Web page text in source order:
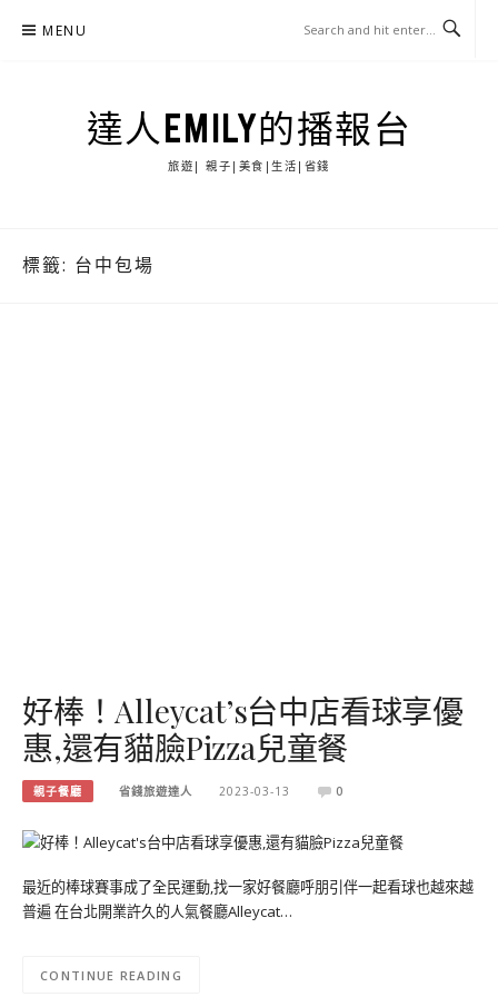
MENU
達人EMILY的播報台
旅遊| 親子|美食|生活|省錢
標籤: 台中包場
好棒！Alleycat’s台中店看球享優
惠,還有貓臉Pizza兒童餐
親子餐廳 省錢旅遊達人 2023-03-13 0
最近的棒球賽事成了全民運動,找一家好餐廳呼朋引伴一起看球也越來越
普遍 在台北開業許久的人氣餐廳Alleycat…
CONTINUE READING